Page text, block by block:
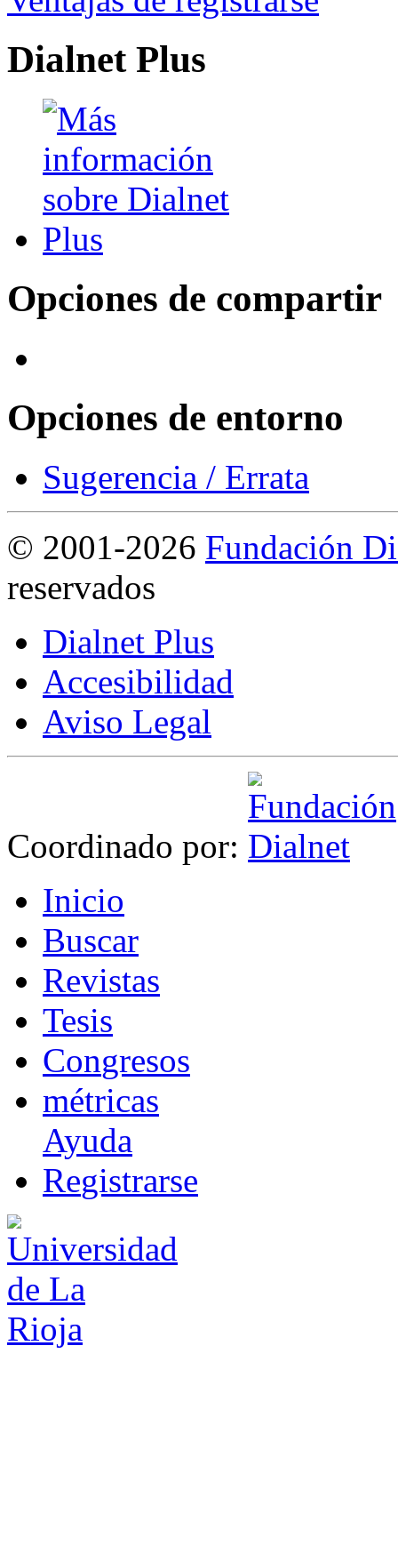
Dialnet Plus
Opciones de compartir
Opciones de entorno
Sugerencia / Errata
© 2001-2026 Fundación
reservados
Dialnet Plus
Accesibilidad
Aviso Legal
Coordinado por:
Inicio
Buscar
Revistas
Tesis
Congresos
métricas
Ayuda
Registrarse